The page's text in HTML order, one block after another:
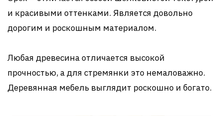
и красивыми оттенками. Является довольно
дорогим и роскошным материалом.
Любая древесина отличается высокой
прочностью, а для стремянки это немаловажно.
Деревянная мебель выглядит роскошно и богато.